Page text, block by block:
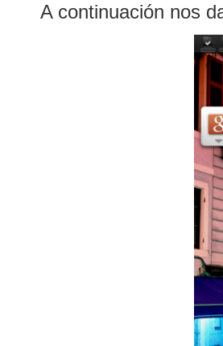
A continuación nos